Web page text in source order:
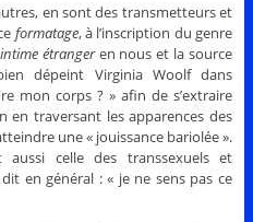
en sont des transmetteurs et
formatage, à l’inscription du genre
intime étrangeren nous et la source
dépeint Virginia Woolf dans
mon corps ? » afin de s’extraire
en traversant les apparences des
une « jouissance bariolée ».
aussi celle des transsexuels et
en général : « je ne sens pas ce